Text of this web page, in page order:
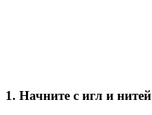
1. Начните с игл и нитей